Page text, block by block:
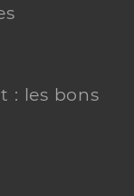
: les bons